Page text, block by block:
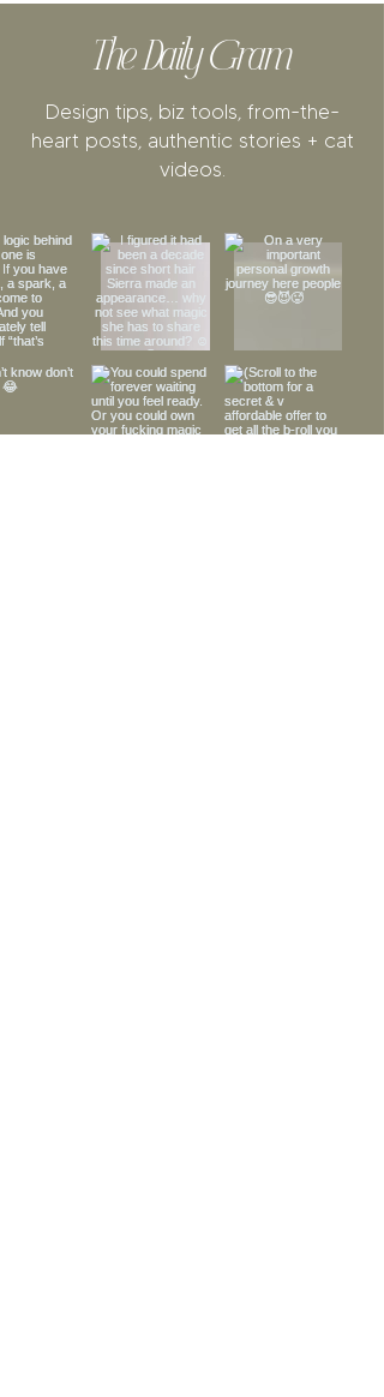
The Daily Gram
Design tips, biz tools, from-the-
heart posts, authentic stories + cat
videos.